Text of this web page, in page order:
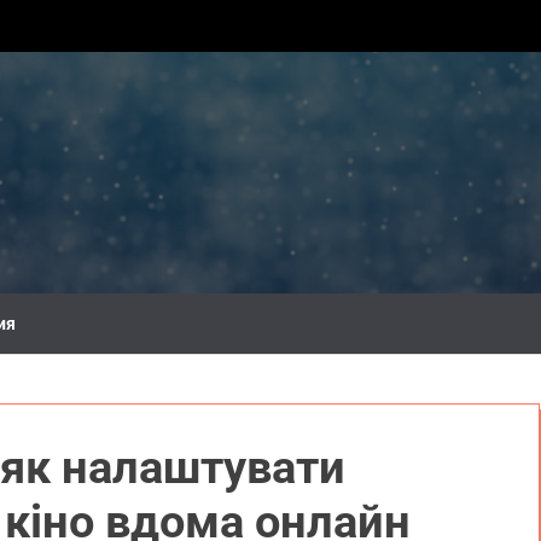
налаштувати
вдома онлайн